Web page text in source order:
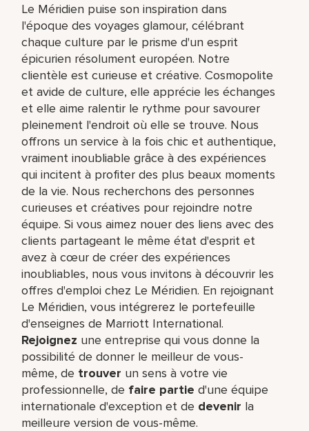
Le Méridien puise son inspiration dans
l'époque des voyages glamour, célébrant
chaque culture par le prisme d'un esprit
épicurien résolument européen. Notre
clientèle est curieuse et créative. Cosmopolite
et avide de culture, elle apprécie les échanges
et elle aime ralentir le rythme pour savourer
pleinement l'endroit où elle se trouve. Nous
offrons un service à la fois chic et authentique,
vraiment inoubliable grâce à des expériences
qui incitent à profiter des plus beaux moments
de la vie. Nous recherchons des personnes
curieuses et créatives pour rejoindre notre
équipe. Si vous aimez nouer des liens avec des
clients partageant le même état d'esprit et
avez à cœur de créer des expériences
inoubliables, nous vous invitons à découvrir les
offres d'emploi chez Le Méridien. En rejoignant
Le Méridien, vous intégrerez le portefeuille
d'enseignes de Marriott International.
Rejoignez une entreprise qui vous donne la
possibilité de donner le meilleur de vous-
même,​ de trouver un sens à votre vie
professionnelle, de faire partie d'une équipe
internationale​ d'exception et de devenir la
meilleure version de vous-même.